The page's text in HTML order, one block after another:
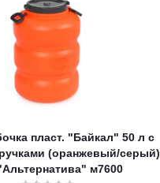
пласт. "Байкал" 50 л с
(оранжевый/серый)
м7600